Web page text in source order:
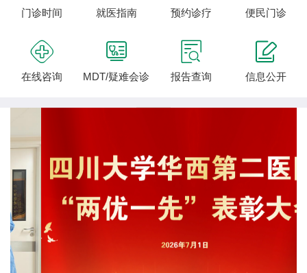
门诊时间 就医指南 预约诊疗 便民门诊

在线咨询

MDT/疑难会诊

报告查询

信息公开